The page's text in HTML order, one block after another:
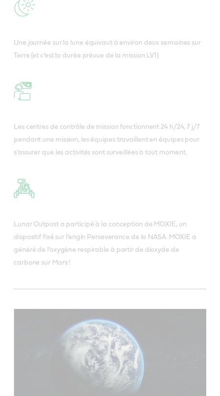
Une journée sur la lune équivaut à environ deux semaines sur
Terre (et c’est la durée prévue de la mission LV1)
Les centres de contrôle de mission fonctionnent 24 h/24, 7 j/7
pendant une mission, les équipes travaillent en équipes pour
s’assurer que les activités sont surveillées à tout moment.
Lunar Outpost a participé à la conception de MOXIE, un
dispositif fixé sur l’engin Perseverance de la NASA. MOXIE a
généré de l’oxygène respirable à partir de dioxyde de
carbone sur Mars !